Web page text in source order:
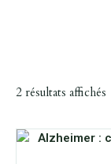
2 résultats affichés